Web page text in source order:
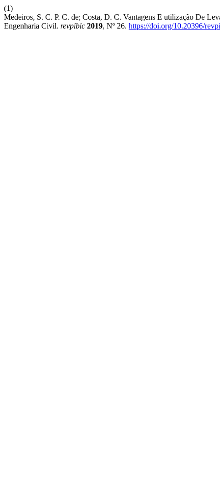
(1)
Medeiros, S. C. P. C. de; Costa, D. C. Vantagens E utilização De
Engenharia Civil. revpibic 2019, Nº 26. https://doi.org/10.20396/